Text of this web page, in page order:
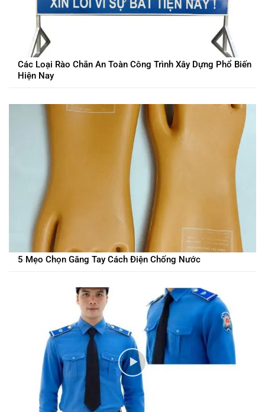
Các Loại Rào Chắn An Toàn Công Trình Xây Dựng Phổ Biến
Hiện Nay
5 Mẹo Chọn Găng Tay Cách Điện Chống Nước